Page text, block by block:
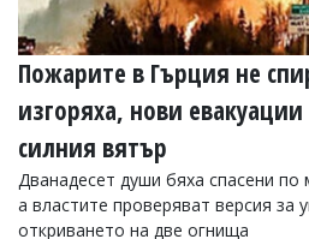
носи
отговорност
за
тях!
откриете
обиден
за
вас
коментар,
моля
Пожарите в Гърция не
изгоряха, нови
силния вятър
Дванадесет души бяха спасени
а властите проверяват версия за
откриването на две огнища